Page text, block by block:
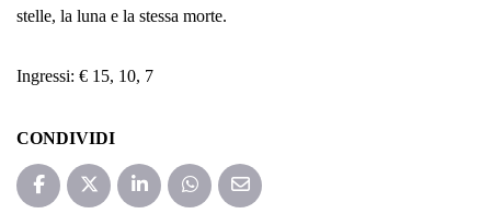
stelle, la luna e la stessa morte.
Ingressi: € 15, 10, 7
CONDIVIDI